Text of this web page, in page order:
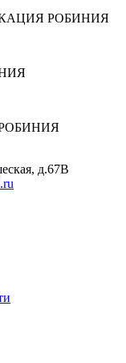
РОБИНИЯ
д.67В